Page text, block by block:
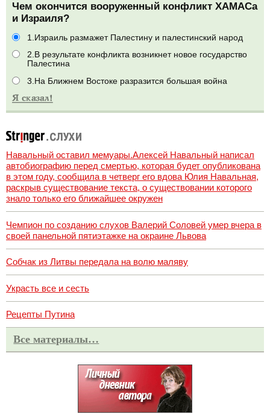
Чем окончится вооруженный конфликт ХАМАСа
и Израиля?
1.Израиль размажет Палестину и палестинский народ
2.В результате конфликта возникнет новое государство
Палестина
3.На Ближнем Востоке разразится большая война
Навальный оставил мемуары.Алексей Навальный написал
автобиографию перед смертью, которая будет опубликована
в этом году, сообщила в четверг его вдова Юлия Навальная,
раскрыв существование текста, о существовании которого
знало только его ближайшее окружен
Чемпион по созданию слухов Валерий Соловей умер вчера в
своей панельной пятиэтажке на окраине Львова
Собчак из Литвы передала на волю маляву
Украсть все и сесть
Рецепты Путина
Все материалы…